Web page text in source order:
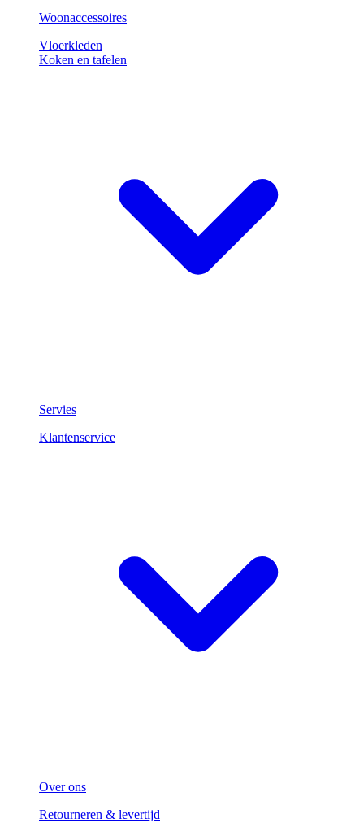
Woonaccessoires
Vloerkleden
Koken en tafelen
Servies
Klantenservice
Over ons
Retourneren & levertijd